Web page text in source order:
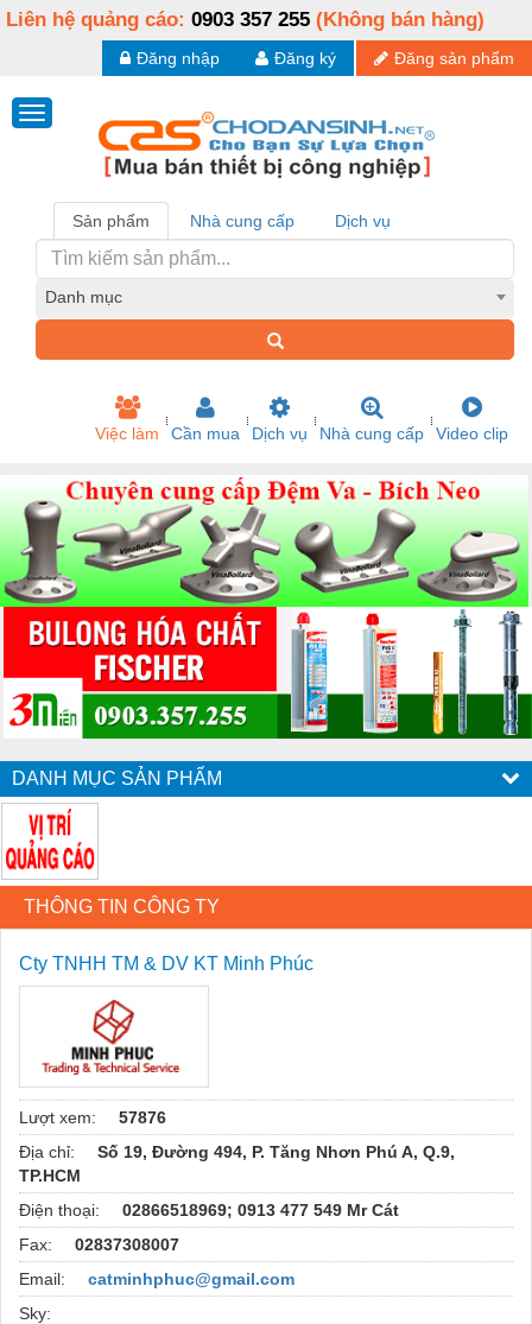
Liên hệ quảng cáo: 0903 357 255 (Không bán hàng)
Đăng sản phẩm
Đăng ký
Đăng nhập
Sản phẩm Nhà cung cấp Dịch vụ
Danh mục
Việc làm Cần mua Dịch vụ Nhà cung cấp Video clip
DANH MỤC SẢN PHẨM
THÔNG TIN CÔNG TY
Cty TNHH TM & DV KT Minh Phúc
Lượt xem:
57876
Địa chỉ:
Số 19, Đường 494, P. Tăng Nhơn Phú A, Q.9,
TP.HCM
Điện thoại:
02866518969; 0913 477 549 Mr Cát
Fax:
02837308007
Email:
catminhphuc@gmail.com
Sky: